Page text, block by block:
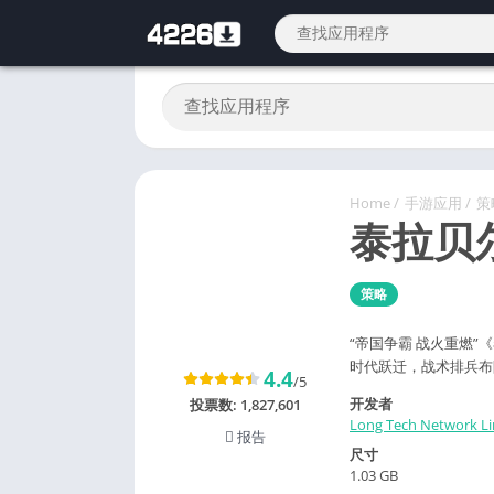
Home/ 手游应用 /
泰拉贝
策略
“帝国争霸 战火重燃”
时代跃迁，战术排兵
4.4/5
投票数: 1,827,601
报告
开发者
Long Tech Network
尺寸
1.03 GB